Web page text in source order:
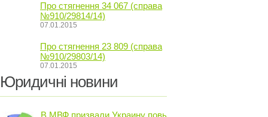
Про стягнення 34 067 (справа
№910/29814/14)
07.01.2015
Про стягнення 23 809 (справа
№910/29803/14)
07.01.2015
Юридичні новини
В МВФ призвали Украину повысить ...